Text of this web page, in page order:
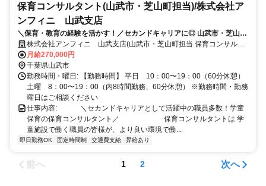
保育コンサルタント(山武市・芝山町担当)/株式会社ア
ンフィニ 山武支店
＼保育・教育の経験を活かす！／セカンドキャリアに◎ 山武市・芝山町
の学童保育を担当する保育コンサルタントとして、こどもたち・職員を
サポートします♪
株式会社アンフィニ 山武支店(山武市・芝山町担当 保育コンサルタ
ント)
月給270,000円
千葉県山武市
勤務時間・曜日: 【勤務時間】 平日 10：00〜19：00（60分休憩）
土曜 8：00〜19：00（内8時間勤務、60分休憩） ※勤務時間・勤務
曜日はご相談ください
仕事内容: ⠀ ⠀ ⠀ ＼セカンドキャリアとして活躍中の職員多数！学童
保育の保育コンサルタント／ ⠀ ⠀ ⠀ ⠀ ⠀ ⠀ 保育コンサルタントは 学
童施設で働く職員の皆様が、より良い環境で働...
即日勤務OK 固定時間制 交通費支給 昇給あり
前へ 1 2 次へ